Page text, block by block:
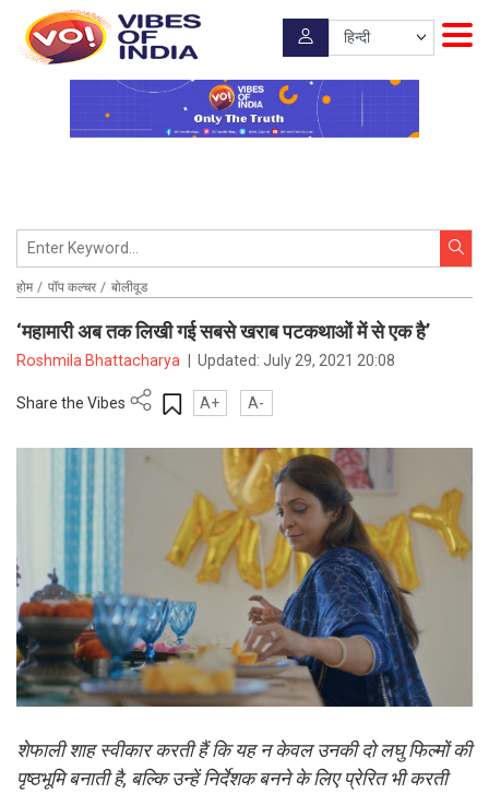
होम पॉप कल्चर बोलीवूड
‘महामारी अब तक लिखी गई सबसे खराब पटकथाओं में से एक है’
Roshmila Bhattacharya Updated:July 29, 2021 20:08
Share the Vibes A+ A-
शेफाली शाह स्वीकार करती हैं कि यह न केवल उनकी दो लघु फिल्मों की
पृष्ठभूमि बनाती है, बल्कि उन्हें निर्देशक बनने के लिए प्रेरित भी करती